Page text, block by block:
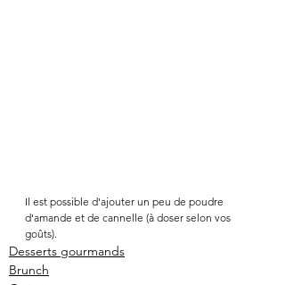
Il est possible d'ajouter un peu de poudre
d'amande et de cannelle (à doser selon vos
goûts).
Desserts gourmands
Brunch